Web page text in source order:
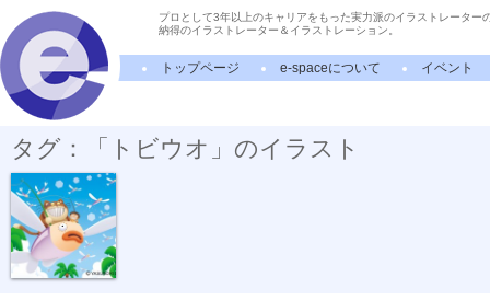
プロとして3年以上のキャリアをもった実力派のイラストレーター
納得のイラストレーター＆イラストレーション。
トップページ e-spaceについて イベント
タグ：「トビウオ」のイラスト
トビウオ釣り